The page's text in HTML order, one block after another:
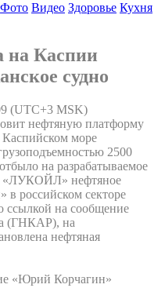
Фото Видео Здоровье Кухня
Каспии
судно
(UTC+3 MSK)
нефтяную платформу
море
2500
на разрабатываемое
«ЛУКОЙЛ» нефтяное
российском секторе
ссылкой на сообщение
(ГНКАР), на
нефтяная
«Юрий Корчагин»